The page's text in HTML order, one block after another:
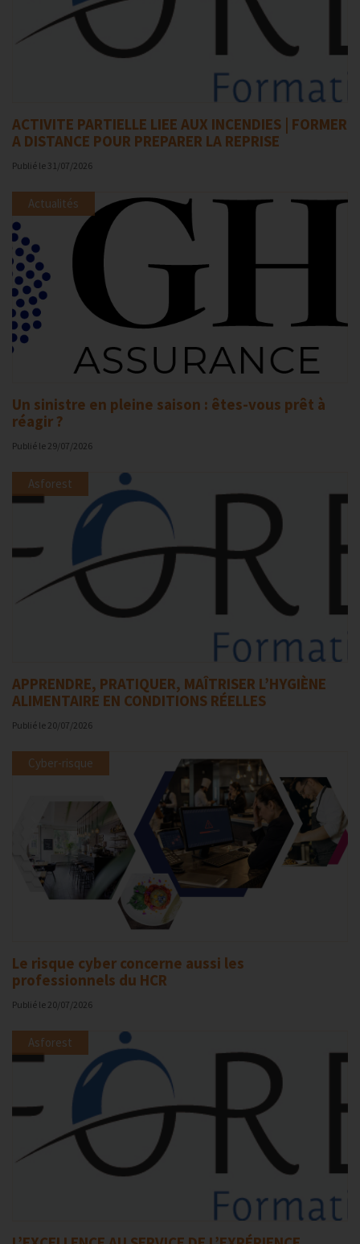
ACTIVITE PARTIELLE LIEE AUX INCENDIES | FORMER
A DISTANCE POUR PREPARER LA REPRISE
Publié le 31/07/2026
Un sinistre en pleine saison : êtes-vous prêt à
réagir ?
Publié le 29/07/2026
Actualités
APPRENDRE, PRATIQUER, MAÎTRISER L’HYGIÈNE
ALIMENTAIRE EN CONDITIONS RÉELLES
Publié le 20/07/2026
Asforest
Le risque cyber concerne aussi les
professionnels du HCR
Publié le 20/07/2026
Cyber-risque
Asforest